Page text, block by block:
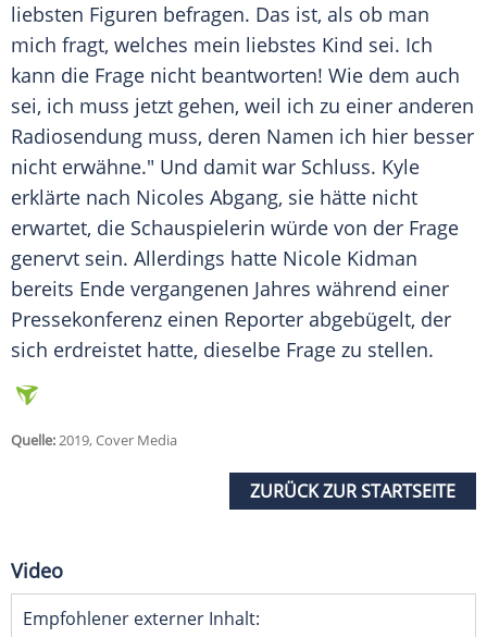
liebsten Figuren befragen. Das ist, als ob man
mich fragt, welches mein liebstes Kind sei. Ich
kann die Frage nicht beantworten! Wie dem auch
sei, ich muss jetzt gehen, weil ich zu einer anderen
Radiosendung muss, deren Namen ich hier besser
nicht erwähne." Und damit war Schluss. Kyle
erklärte nach Nicoles Abgang, sie hätte nicht
erwartet, die Schauspielerin würde von der Frage
genervt sein. Allerdings hatte Nicole Kidman
bereits Ende vergangenen Jahres während einer
Pressekonferenz einen Reporter abgebügelt, der
sich erdreistet hatte, dieselbe Frage zu stellen.
Quelle:2019, Cover Media
ZURÜCK ZUR STARTSEITE
Video
Empfohlener externer Inhalt: